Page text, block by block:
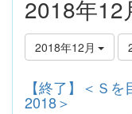
2018年12
2018年12月
【終了】＜Ｓ
2018＞